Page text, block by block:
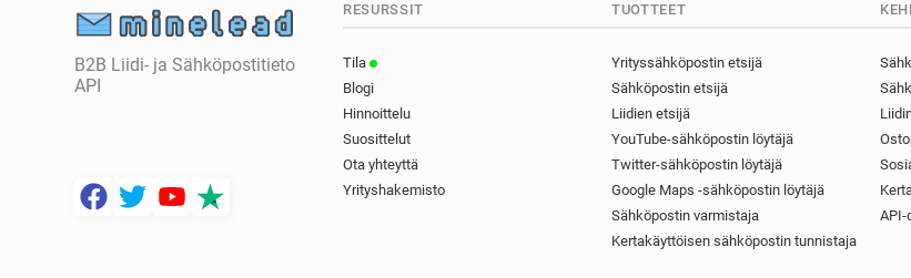
B2B Liidi- ja Sähköpostitieto
API
RESURSSIT
Tila
Blogi
Hinnoittelu
Suosittelut
Ota yhteyttä
Yrityshakemisto
TUOTTEET
Yrityssähköpostin etsijä
Sähköpostin etsijä
Liidien etsijä
YouTube-sähköpostin löytäjä
Twitter-sähköpostin löytäjä
Google Maps -sähköpostin löytäjä
Sähköpostin varmistaja
Kertakäyttöisen sähköpostin tunnistaja
API-